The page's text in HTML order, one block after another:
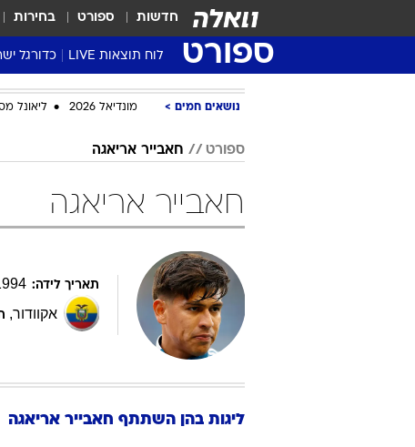
חדשות ספורט בחירות
ספורט לוח תוצאות LIVE כדורגל
ליגת העל Winner
שגרירים
נבחרות
ליגה א'
נושאים חמים מונדיאל 2026 ליאונל
ספורט חאבייר אריאגה
חאבייר אריאגה
תאריך לידה:
אקוודור,
ליגות בהן השתתף חאבייר אריאגה